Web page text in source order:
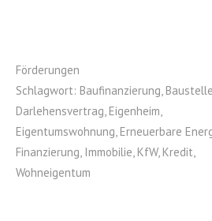
Förderungen
Schlagwort: Baufinanzierung, Baustelle
Darlehensvertrag, Eigenheim,
Eigentumswohnung, Erneuerbare
Finanzierung, Immobilie, KfW, Kredit,
Wohneigentum